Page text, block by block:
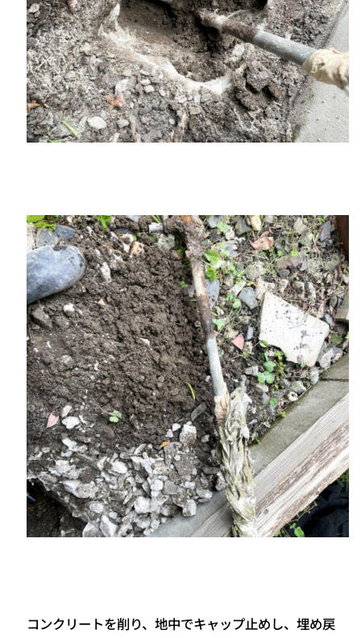
コンクリートを削り、地中でキャップ止めし、埋め戻